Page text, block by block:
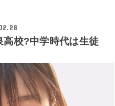
高校?中学時代は生徒